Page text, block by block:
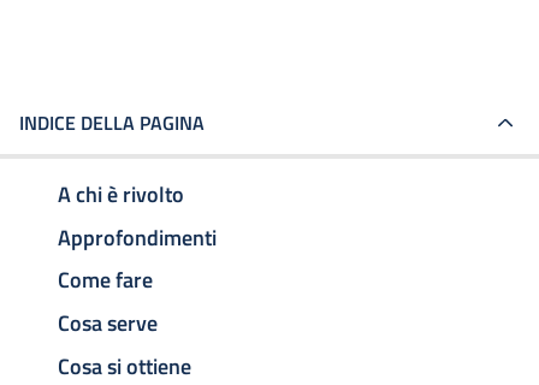
INDICE DELLA PAGINA
A chi è rivolto
Approfondimenti
Come fare
Cosa serve
Cosa si ottiene